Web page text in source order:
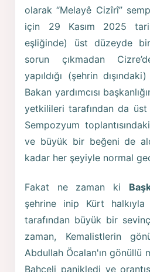
olarak “Melayê Cizîrî”
için 29 Kasım 2025
eşliğinde) üst düzeyde
sorun çıkmadan
yapıldığı (şehrin
Bakan yardımcısı
yetkilileri tarafından da üst
Sempozyum
ve büyük bir beğeni de
kadar her şeyiyle normal
Fakat ne zaman ki
şehrine inip Kürt
tarafından büyük bir
zaman, Kemalistlerin
Abdullah Öcalan'ın gönüllü
Bahçeli panikledi ve